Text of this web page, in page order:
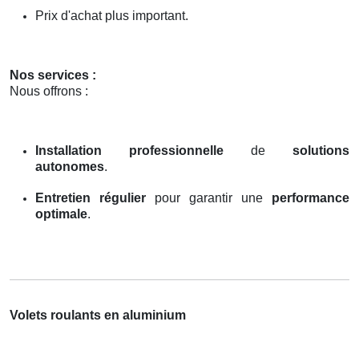
Prix d'achat plus important.
Nos services :
Nous offrons :
Installation professionnelle de solutions
autonomes.
Entretien régulier pour garantir une performance
optimale.
Volets roulants en aluminium